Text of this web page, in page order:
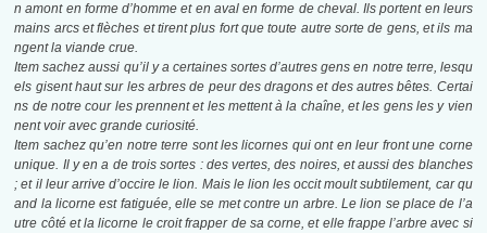
n amont en forme d’homme et en aval en forme de cheval. Ils portent en leurs
mains arcs et flèches et tirent plus fort que toute autre sorte de gens, et ils ma
ngent la viande crue.
Item sachez aussi qu’il y a certaines sortes d’autres gens en notre terre, lesqu
els gisent haut sur les arbres de peur des dragons et des autres bêtes. Certai
ns de notre cour les prennent et les mettent à la chaîne, et les gens les y vien
nent voir avec grande curiosité.
Item sachez qu’en notre terre sont les licornes qui ont en leur front une corne
unique. Il y en a de trois sortes : des vertes, des noires, et aussi des blanches
; et il leur arrive d’occire le lion. Mais le lion les occit moult subtilement, car qu
and la licorne est fatiguée, elle se met contre un arbre. Le lion se place de l’a
utre côté et la licorne le croit frapper de sa corne, et elle frappe l’arbre avec si